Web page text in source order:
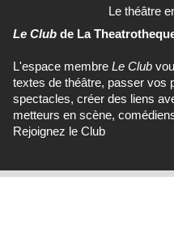
Le théâtre
Le Club de La
L'espace membre Le Club
textes de théâtre, passer vos
spectacles, créer des liens
metteurs en scène,
Rejoignez le Club